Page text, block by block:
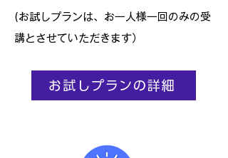
(お試しプランは、お一人様​一回のみの受
講とさせていただきます）
お試しプランの詳細